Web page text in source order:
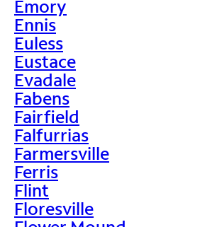
Emory
Ennis
Euless
Eustace
Evadale
Fabens
Fairfield
Falfurrias
Farmersville
Ferris
Flint
Floresville